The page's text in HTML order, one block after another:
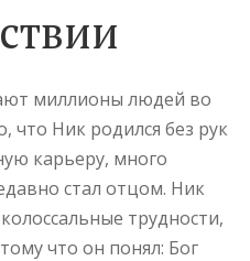
миллионы людей во
что Ник родился без рук
карьеру, много
стал отцом. Ник
трудности,
что он понял: Бог